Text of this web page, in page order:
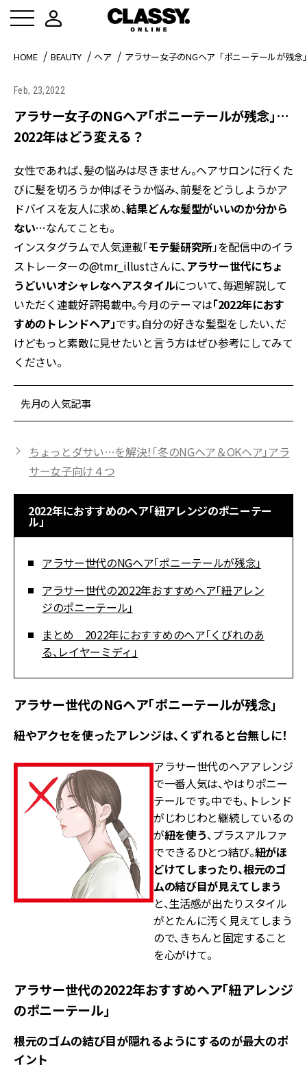
HOME BEAUTY ヘア アラサー女子のNGヘア「ポニーテールが残
Feb, 23,2022
アラサー女子のNGヘア「ポニーテールが残念」…
2022年はどう変える？
女性であれば、髪の悩みは尽きません。ヘアサロンに行くた
びに髪を切ろうか伸ばそうか悩み、前髪をどうしようかア
ドバイスを友人に求め、結果どんな髪型がいいのか分から
ない…なんてことも。
インスタグラムで人気連載「モテ髪研究所」を配信中のイラ
ストレーターの@tmr_illustさんに、アラサー世代にちょ
うどいいオシャレなヘアスタイルについて、毎週解説して
いただく連載好評掲載中。今月のテーマは「2022年におす
すめのトレンドヘア」です。自分の好きな髪型をしたい、だ
けどもっと素敵に見せたいと言う方はぜひ参考にしてみて
ください。
先月の人気記事
ちょっとダサい…を解決！「冬のNGヘア＆OKヘア」アラ
サー女子向け４つ
2022年におすすめのヘア「紐アレンジのポニーテー
ル」
アラサー世代のNGヘア「ポニーテールが残念」
アラサー世代の2022年おすすめヘア「紐アレン
ジのポニーテール」
まとめ 2022年におすすめのヘア「くびれのあ
る、レイヤーミディ」
アラサー世代のNGヘア「ポニーテールが残念」
紐やアクセを使ったアレンジは、くずれると台無しに！
アラサー世代のヘアアレンジ
で一番人気は、やはりポニー
テールです。中でも、トレンド
がじわじわと継続しているの
が紐を使う、プラスアルファ
でできるひとつ結び。紐がほ
どけてしまったり、根元のゴ
ムの結び目が見えてしまう
と、生活感が出たりスタイル
がとたんに汚く見えてしまう
ので、きちんと固定すること
を心がけて。
アラサー世代の2022年おすすめヘア「紐アレンジ
のポニーテール」
根元のゴムの結び目が隠れるようにするのが最大のポ
イント